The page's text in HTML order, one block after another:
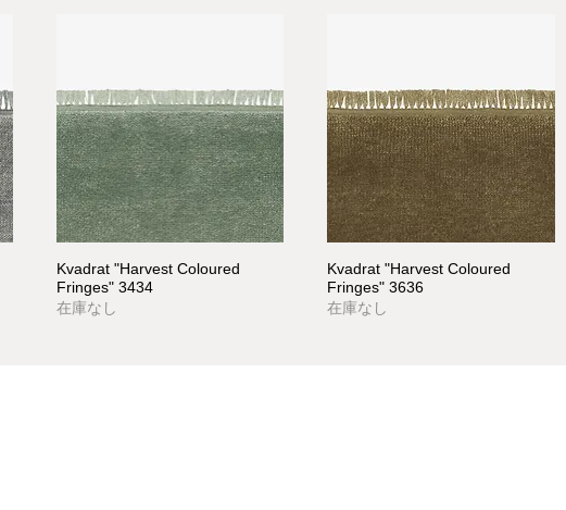
Kvadrat "Harvest Coloured
Fringes" 3434
在庫なし
Kvadrat "Harvest Coloured
Fringes" 3636
在庫なし